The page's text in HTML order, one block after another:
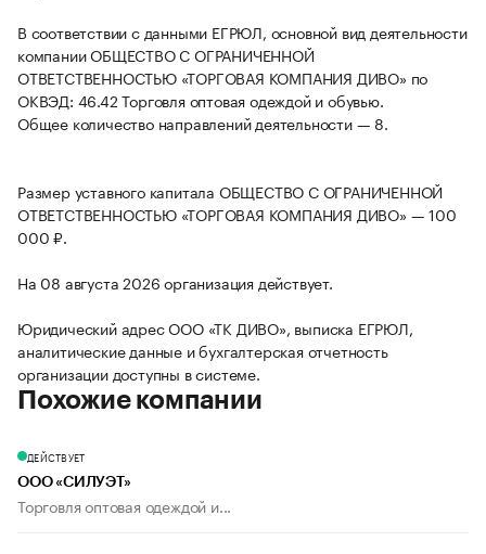
В соответствии с данными ЕГРЮЛ, основной вид деятельности
компании ОБЩЕСТВО С ОГРАНИЧЕННОЙ
ОТВЕТСТВЕННОСТЬЮ «ТОРГОВАЯ КОМПАНИЯ ДИВО» по
ОКВЭД: 46.42 Торговля оптовая одеждой и обувью.
Общее количество направлений деятельности — 8.
Размер уставного капитала ОБЩЕСТВО С ОГРАНИЧЕННОЙ
ОТВЕТСТВЕННОСТЬЮ «ТОРГОВАЯ КОМПАНИЯ ДИВО» — 100
000 ₽.
На 08 августа 2026 организация действует.
Юридический адрес ООО «ТК ДИВО», выписка ЕГРЮЛ,
аналитические данные и бухгалтерская отчетность
организации доступны в системе.
Похожие компании
ДЕЙСТВУЕТ
ООО «СИЛУЭТ»
Торговля оптовая одеждой и...